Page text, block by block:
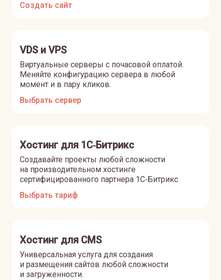
Создать сайт
VDS и VPS
Виртуальные серверы с почасовой оплатой.
Меняйте конфигурацию сервера в любой
момент и в пару кликов.
Выбрать сервер
Хостинг для 1С‑Битрикс
Создавайте проекты любой сложности
на производительном хостинге
сертифицированного партнера 1С‑Битрикс
Выбрать тариф
Хостинг для CMS
Универсальная услуга для создания
и размещения сайтов любой сложности
и загруженности.